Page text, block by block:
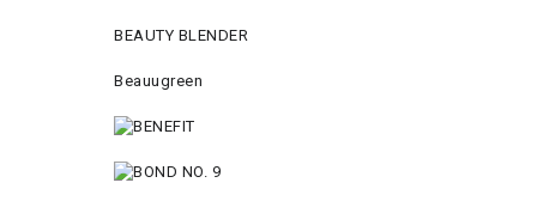
BEAUTY BLENDER
Beauugreen